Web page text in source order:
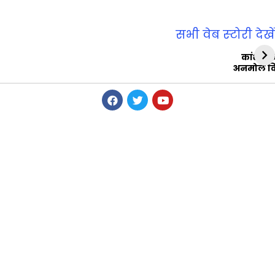
अनमोल
सभी वेब स्‍टोरी देखें